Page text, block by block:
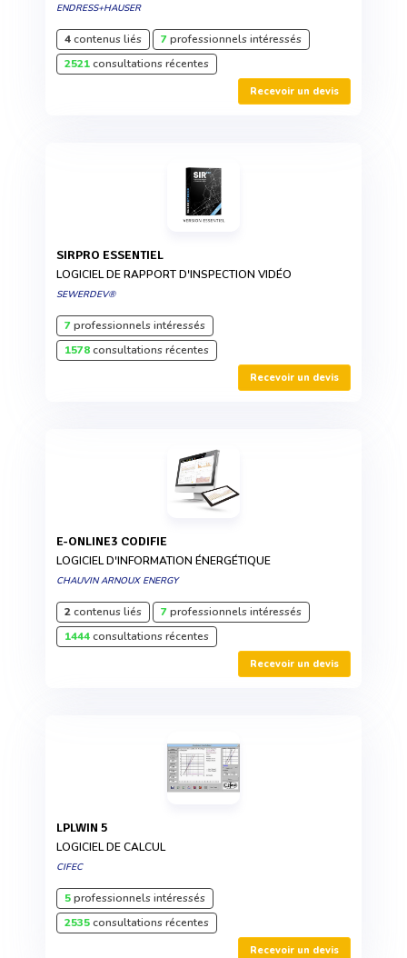
ENDRESS+HAUSER
4contenus liés 7professionnels intéressés
2521consultations récentes
Recevoir un devis
SIRPRO ESSENTIEL
LOGICIEL DE RAPPORT D'INSPECTION VIDÉO
SEWERDEV®
7professionnels intéressés
1578consultations récentes
Recevoir un devis
E-ONLINE3 CODIFIE
LOGICIEL D'INFORMATION ÉNERGÉTIQUE
CHAUVIN ARNOUX ENERGY
2contenus liés 7professionnels intéressés
1444consultations récentes
Recevoir un devis
LPLWIN 5
LOGICIEL DE CALCUL
CIFEC
5professionnels intéressés
2535consultations récentes
Recevoir un devis